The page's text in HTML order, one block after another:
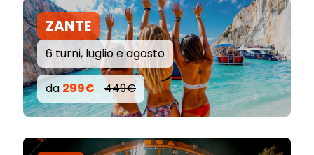
ZANTE
6 turni, luglio e agosto
da 299€ 449€